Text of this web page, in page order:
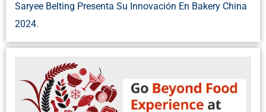
Saryee Belting Presenta Su Innovación En Bakery China
2024.